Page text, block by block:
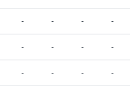
- - - -
- - - -
- - - -